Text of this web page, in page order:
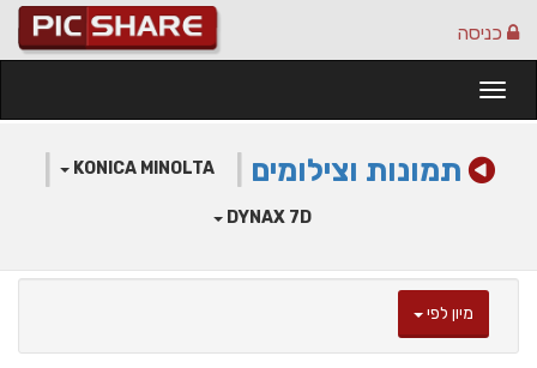
כניסה
תמונות וצילומים KONICA MINOLTA
DYNAX 7D
מיון לפי